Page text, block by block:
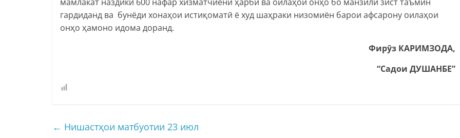
гардиданд ва бунёди хонаҳои истиқоматӣ ё худ шаҳраки низомиён барои афсарону оилаҳои
онҳо ҳамоно идома доранд.
Фирӯз КАРИМЗОДА,
“Садои ДУШАНБЕ”
← Нишастҳои матбуотии 23 июл